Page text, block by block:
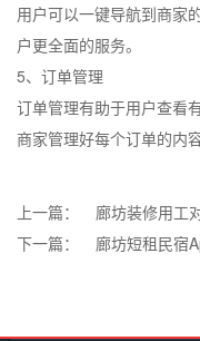
用户可以一键导航到商家
户更全面的服务。
5、订单管理
订单管理有助于用户查看
商家管理好每个订单的内容
上一篇：
廊坊装修用工
下一篇：
廊坊短租民宿